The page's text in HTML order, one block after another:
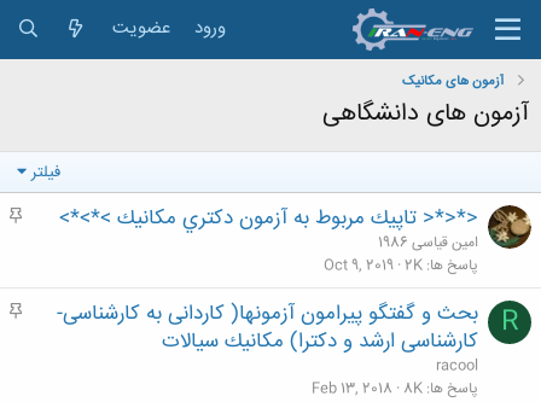
ورود عضویت
آزمون های مکانیک
آزمون های دانشگاهی
فیلتر
م
<*<*< تاپيك مربوط به آزمون دكتري مكانيك >*>*>
امین قیاسی 1986
پاسخ ها 2K
Oct 9, 2019
R
م
بحث و گفتگو پیرامون آزمونها( کاردانی به کارشناسی-
کارشناسی ارشد و دکترا) مكانيك سيالات
racool
پاسخ ها 8K
Feb 13, 2018